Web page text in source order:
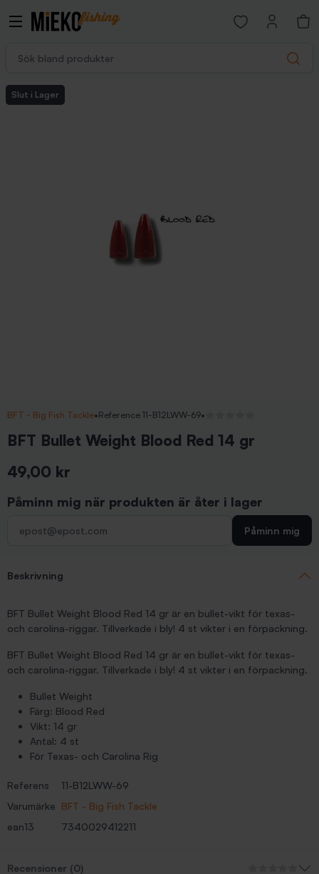
Search
Open favorites
Slut i Lager
BFT - Big Fish Tackle•Reference 11-B12LWW-69•
BFT Bullet Weight Blood Red 14 gr
49,00 kr
Påminn mig när produkten är åter i lager
Påminn mig
Beskrivning
BFT Bullet Weight Blood Red 14 gr är en bullet-vikt för texas-
och carolina-riggar. Tillverkade i bly! 4 st vikter i en förpackning.
BFT Bullet Weight Blood Red 14 gr är en bullet-vikt för texas-
och carolina-riggar. Tillverkade i bly! 4 st vikter i en förpackning.
Bullet Weight
Färg: Blood Red
Vikt: 14 gr
Antal: 4 st
För Texas- och Carolina Rig
Referens
11-B12LWW-69
Varumärke BFT - Big Fish Tackle
ean13
7340029412211
Recensioner (0)